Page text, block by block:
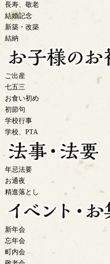
長寿、敬老
結婚記念
新築・改築
結納
ご出産
七五三
お食い初め
初節句
学校行事
学校、PTA
年忌法要
お通夜
精進落とし
新年会
忘年会
町内会